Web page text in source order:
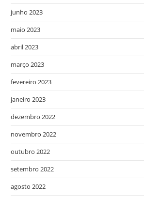
junho 2023
maio 2023
abril 2023
março 2023
fevereiro 2023
janeiro 2023
dezembro 2022
novembro 2022
outubro 2022
setembro 2022
agosto 2022